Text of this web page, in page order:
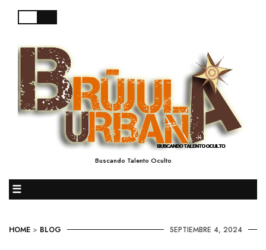
Buscando Talento Oculto
☰
HOME > BLOG SEPTIEMBRE 4, 2024